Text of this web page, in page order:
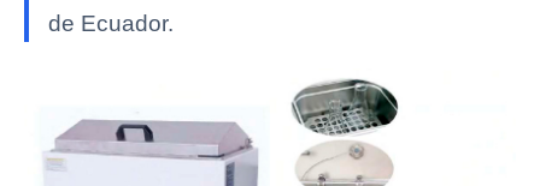
de Ecuador.